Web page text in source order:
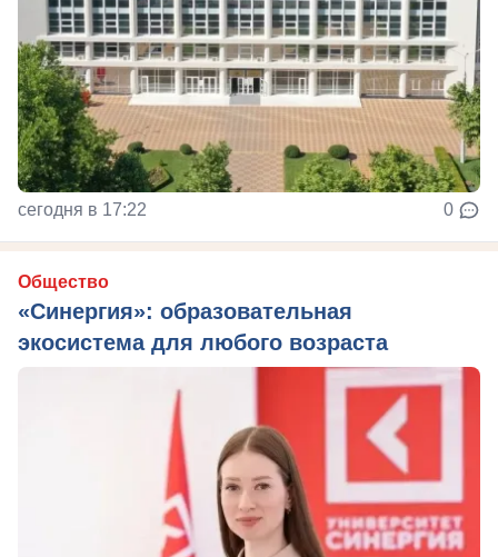
сегодня в 17:22 0
Общество
«Синергия»: образовательная
экосистема для любого возраста